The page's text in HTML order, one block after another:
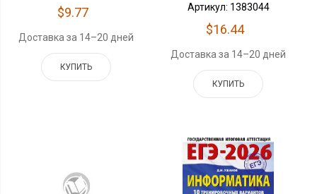
$9.77
Доставка за 14–20 дней
КУПИТЬ
Артикул: 1383044
$16.44
Доставка за 14–20 дней
КУПИТЬ